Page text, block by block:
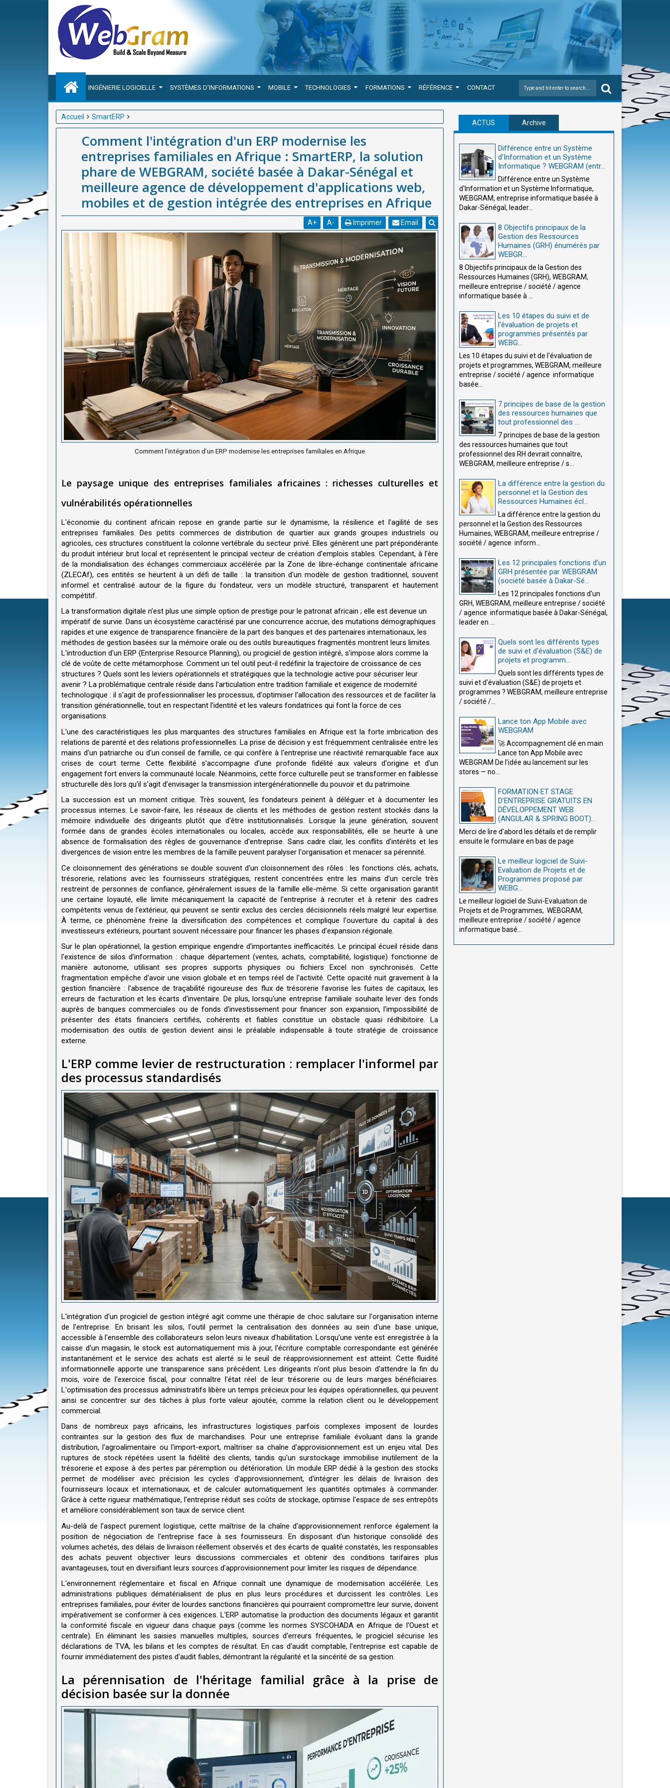
INGÉNIERIE LOGICIELLE SYSTÈMES D'INFORMATIONS MOBILE TECHNOLOGIES FORMATIONS RÉFÉRENCE CONTACT
Accueil
SmartERP
Comment l'intégration d'un ERP modernise les entreprises familiales en Afrique : SmartERP, la solution phare de
WEBGRAM, société basée à Dakar-Sénégal et meilleure agence de développement d'applications web, mobiles et de
gestion intégrée des entreprises en Afrique
Comment l'intégration d'un ERP modernise les
entreprises familiales en Afrique : SmartERP, la solution
phare de WEBGRAM, société basée à Dakar-Sénégal et
meilleure agence de développement d'applications web,
mobiles et de gestion intégrée des entreprises en Afrique
A+ A- Imprimer Email
Comment l’intégration d’un ERP modernise les entreprises familiales en Afrique
Le paysage unique des entreprises familiales africaines : richesses culturelles et
vulnérabilités opérationnelles
L'économie du continent africain repose en grande partie sur le dynamisme, la résilience et l'agilité de ses
entreprises familiales. Des petits commerces de distribution de quartier aux grands groupes industriels ou
agricoles, ces structures constituent la colonne vertébrale du secteur privé. Elles génèrent une part prépondérante
du produit intérieur brut local et représentent le principal vecteur de création d'emplois stables. Cependant, à l'ère
de la mondialisation des échanges commerciaux accélérée par la Zone de libre-échange continentale africaine
(ZLECAf), ces entités se heurtent à un défi de taille : la transition d'un modèle de gestion traditionnel, souvent
informel et centralisé autour de la figure du fondateur, vers un modèle structuré, transparent et hautement
compétitif.
La transformation digitale n'est plus une simple option de prestige pour le patronat africain ; elle est devenue un
impératif de survie. Dans un écosystème caractérisé par une concurrence accrue, des mutations démographiques
rapides et une exigence de transparence financière de la part des banques et des partenaires internationaux, les
méthodes de gestion basées sur la mémoire orale ou des outils bureautiques fragmentés montrent leurs limites.
L'introduction d'un ERP (Enterprise Resource Planning), ou progiciel de gestion intégré, s'impose alors comme la
clé de voûte de cette métamorphose. Comment un tel outil peut-il redéfinir la trajectoire de croissance de ces
structures ? Quels sont les leviers opérationnels et stratégiques que la technologie active pour sécuriser leur
avenir ? La problématique centrale réside dans l'articulation entre tradition familiale et exigence de modernité
technologique : il s'agit de professionnaliser les processus, d'optimiser l'allocation des ressources et de faciliter la
transition générationnelle, tout en respectant l'identité et les valeurs fondatrices qui font la force de ces
organisations.
L'une des caractéristiques les plus marquantes des structures familiales en Afrique est la forte imbrication des
relations de parenté et des relations professionnelles. La prise de décision y est fréquemment centralisée entre les
mains d'un patriarche ou d'un conseil de famille, ce qui confère à l'entreprise une réactivité remarquable face aux
crises de court terme. Cette flexibilité s'accompagne d'une profonde fidélité aux valeurs d'origine et d'un
engagement fort envers la communauté locale. Néanmoins, cette force culturelle peut se transformer en faiblesse
structurelle dès lors qu'il s'agit d'envisager la transmission intergénérationnelle du pouvoir et du patrimoine.
La succession est un moment critique. Très souvent, les fondateurs peinent à déléguer et à documenter les
processus internes. Le savoir-faire, les réseaux de clients et les méthodes de gestion restent stockés dans la
mémoire individuelle des dirigeants plutôt que d'être institutionnalisés. Lorsque la jeune génération, souvent
formée dans de grandes écoles internationales ou locales, accède aux responsabilités, elle se heurte à une
absence de formalisation des règles de gouvernance d'entreprise. Sans cadre clair, les conflits d'intérêts et les
divergences de vision entre les membres de la famille peuvent paralyser l'organisation et menacer sa pérennité.
Ce cloisonnement des générations se double souvent d'un cloisonnement des rôles : les fonctions clés, achats,
trésorerie, relations avec les fournisseurs stratégiques, restent concentrées entre les mains d'un cercle très
restreint de personnes de confiance, généralement issues de la famille elle-même. Si cette organisation garantit
une certaine loyauté, elle limite mécaniquement la capacité de l'entreprise à recruter et à retenir des cadres
compétents venus de l'extérieur, qui peuvent se sentir exclus des cercles décisionnels réels malgré leur expertise.
À terme, ce phénomène freine la diversification des compétences et complique l'ouverture du capital à des
investisseurs extérieurs, pourtant souvent nécessaire pour financer les phases d'expansion régionale.
Sur le plan opérationnel, la gestion empirique engendre d'importantes inefficacités. Le principal écueil réside dans
l'existence de silos d'information : chaque département (ventes, achats, comptabilité, logistique) fonctionne de
manière autonome, utilisant ses propres supports physiques ou fichiers Excel non synchronisés. Cette
fragmentation empêche d'avoir une vision globale et en temps réel de l'activité. Cette opacité nuit gravement à la
gestion financière : l'absence de traçabilité rigoureuse des flux de trésorerie favorise les fuites de capitaux, les
erreurs de facturation et les écarts d'inventaire. De plus, lorsqu'une entreprise familiale souhaite lever des fonds
auprès de banques commerciales ou de fonds d'investissement pour financer son expansion, l'impossibilité de
présenter des états financiers certifiés, cohérents et fiables constitue un obstacle quasi rédhibitoire. La
modernisation des outils de gestion devient ainsi le préalable indispensable à toute stratégie de croissance
externe.
L'ERP comme levier de restructuration : remplacer l'informel par
des processus standardisés
L'intégration d'un progiciel de gestion intégré agit comme une thérapie de choc salutaire sur l'organisation interne
de l'entreprise. En brisant les silos, l'outil permet la centralisation des données au sein d'une base unique,
accessible à l'ensemble des collaborateurs selon leurs niveaux d'habilitation. Lorsqu'une vente est enregistrée à la
caisse d'un magasin, le stock est automatiquement mis à jour, l'écriture comptable correspondante est générée
instantanément et le service des achats est alerté si le seuil de réapprovisionnement est atteint. Cette fluidité
informationnelle apporte une transparence sans précédent. Les dirigeants n'ont plus besoin d'attendre la fin du
mois, voire de l'exercice fiscal, pour connaître l'état réel de leur trésorerie ou de leurs marges bénéficiaires.
L'optimisation des processus administratifs libère un temps précieux pour les équipes opérationnelles, qui peuvent
ainsi se concentrer sur des tâches à plus forte valeur ajoutée, comme la relation client ou le développement
commercial.
Dans de nombreux pays africains, les infrastructures logistiques parfois complexes imposent de lourdes
contraintes sur la gestion des flux de marchandises. Pour une entreprise familiale évoluant dans la grande
distribution, l'agroalimentaire ou l'import-export, maîtriser sa chaîne d'approvisionnement est un enjeu vital. Des
ruptures de stock répétées usent la fidélité des clients, tandis qu'un surstockage immobilise inutilement de la
trésorerie et expose à des pertes par péremption ou détérioration. Un module ERP dédié à la gestion des stocks
permet de modéliser avec précision les cycles d'approvisionnement, d'intégrer les délais de livraison des
fournisseurs locaux et internationaux, et de calculer automatiquement les quantités optimales à commander.
Grâce à cette rigueur mathématique, l'entreprise réduit ses coûts de stockage, optimise l'espace de ses entrepôts
et améliore considérablement son taux de service client.
Au-delà de l'aspect purement logistique, cette maîtrise de la chaîne d'approvisionnement renforce également la
position de négociation de l'entreprise face à ses fournisseurs. En disposant d'un historique consolidé des
volumes achetés, des délais de livraison réellement observés et des écarts de qualité constatés, les responsables
des achats peuvent objectiver leurs discussions commerciales et obtenir des conditions tarifaires plus
avantageuses, tout en diversifiant leurs sources d'approvisionnement pour limiter les risques de dépendance.
L'environnement réglementaire et fiscal en Afrique connaît une dynamique de modernisation accélérée. Les
administrations publiques dématérialisent de plus en plus leurs procédures et durcissent les contrôles. Les
entreprises familiales, pour éviter de lourdes sanctions financières qui pourraient compromettre leur survie, doivent
impérativement se conformer à ces exigences. L'ERP automatise la production des documents légaux et garantit
la conformité fiscale en vigueur dans chaque pays (comme les normes SYSCOHADA en Afrique de l'Ouest et
centrale). En éliminant les saisies manuelles multiples, sources d'erreurs fréquentes, le progiciel sécurise les
déclarations de TVA, les bilans et les comptes de résultat. En cas d'audit comptable, l'entreprise est capable de
fournir immédiatement des pistes d'audit fiables, démontrant la régularité et la sincérité de sa gestion.
La pérennisation de l'héritage familial grâce à la prise de
décision basée sur la donnée
ACTUS Archive
Différence entre un Système
d'Information et un Système
Informatique ? WEBGRAM (entr...
Différence entre un Système
d'Information et un Système Informatique,
WEBGRAM, entreprise informatique basée à
Dakar-Sénégal, leader...
8 Objectifs principaux de la
Gestion des Ressources
Humaines (GRH) énumérés par
WEBGR...
8 Objectifs principaux de la Gestion des
Ressources Humaines (GRH), WEBGRAM,
meilleure entreprise / société / agence
informatique basée à ...
Les 10 étapes du suivi et de
l'évaluation de projets et
programmes présentés par
WEBG...
Les 10 étapes du suivi et de l'évaluation de
projets et programmes, WEBGRAM, meilleure
entreprise / société / agence informatique
basée...
7 principes de base de la gestion
des ressources humaines que
tout professionnel des ...
7 principes de base de la gestion
des ressources humaines que tout
professionnel des RH devrait connaître,
WEBGRAM, meilleure entreprise / s...
La différence entre la gestion du
personnel et la Gestion des
Ressources Humaines écl...
La différence entre la gestion du
personnel et la Gestion des Ressources
Humaines, WEBGRAM, meilleure entreprise /
société / agence inform...
Les 12 principales fonctions d'un
GRH présentée par WEBGRAM
(société basée à Dakar-Sé...
Les 12 principales fonctions d'un
GRH, WEBGRAM, meilleure entreprise / société
/ agence informatique basée à Dakar-Sénégal,
leader en ...
Quels sont les différents types
de suivi et d'évaluation (S&E) de
projets et programm...
Quels sont les différents types de
suivi et d'évaluation (S&E) de projets et
programmes ? WEBGRAM, meilleure entreprise
/ société /...
Lance ton App Mobile avec
WEBGRAM
🚀 Accompagnement clé en main
Lance ton App Mobile avec
WEBGRAM De l'idée au lancement sur les
stores — no...
FORMATION ET STAGE
D’ENTREPRISE GRATUITS EN
DÉVELOPPEMENT WEB
(ANGULAR & SPRING BOOT)...
Merci de lire d'abord les détails et de remplir
ensuite le formulaire en bas de page
Le meilleur logiciel de Suivi-
Evaluation de Projets et de
Programmes proposé par
WEBG...
Le meilleur logiciel de Suivi-Evaluation de
Projets et de Programmes, WEBGRAM,
meilleure entreprise / société / agence
informatique basé...